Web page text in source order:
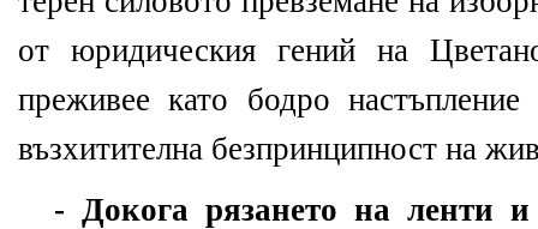
от юридическия гений на
преживее като бодро
възхитителна безпринципност на
- Докога рязането на ленти и